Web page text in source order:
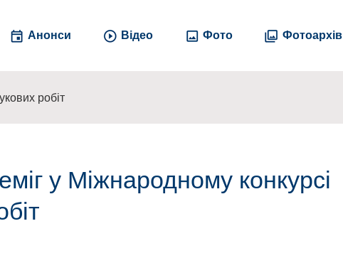
Анонси Відео Фото Фотоархів
робіт
у Міжнародному конкурсі